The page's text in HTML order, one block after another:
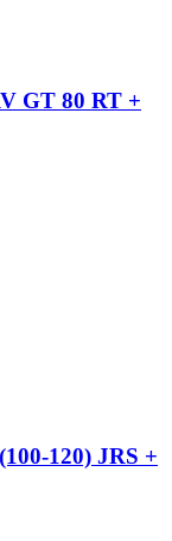
GT 80 RT +
120) JRS +